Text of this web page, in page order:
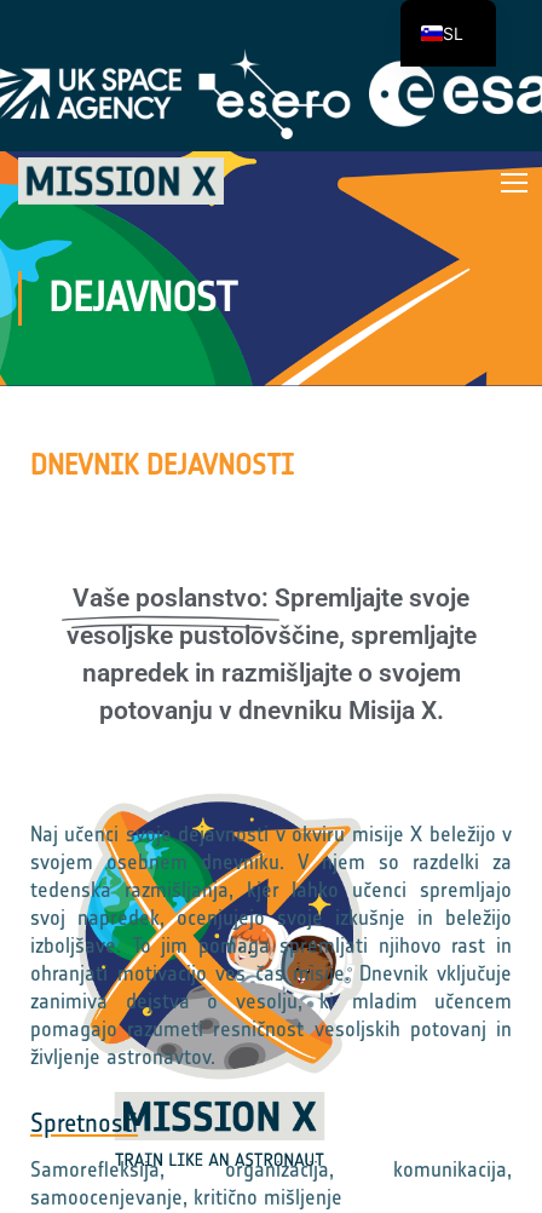
DEJAVNOST
DNEVNIK DEJAVNOSTI
Vaše poslanstvo: Spremljajte svoje
vesoljske pustolovščine, spremljajte
napredek in razmišljajte o svojem
potovanju v dnevniku Misija X.
Naj učenci svoje dejavnosti v okviru misije X beležijo v
svojem osebnem dnevniku. V njem so razdelki za
tedenska razmišljanja, kjer lahko učenci spremljajo
svoj napredek, ocenjujejo svoje izkušnje in beležijo
izboljšave. To jim pomaga spremljati njihovo rast in
ohranjati motivacijo ves čas misije. Dnevnik vključuje
zanimiva dejstva o vesolju, ki mladim učencem
pomagajo razumeti resničnost vesoljskih potovanj in
življenje astronavtov.
Spretnosti
Samorefleksija, organizacija, komunikacija,
samoocenjevanje, kritično mišljenje
SL